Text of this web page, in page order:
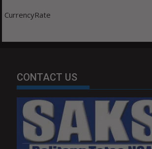
CurrencyRate
CONTACT US